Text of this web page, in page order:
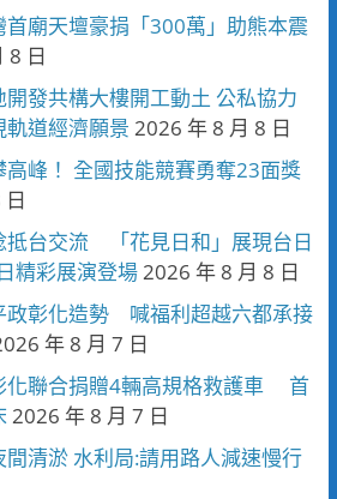
廟天壇豪捐「300萬」助熊本震
8 日
發共構大樓開工動土 公私協力
道經濟願景 2026 年 8 月 8 日
峰！ 全國技能競賽勇奪23面獎
抵台交流 「花見日和」展現台日
精彩展演登場2026 年 8 月 8 日
政彰化造勢 喊福利超越六都承接
年 8 月 7 日
化聯合捐贈4輛高規格救護車 首
2026 年 8 月 7 日
清淤 水利局:請用路人減速慢行